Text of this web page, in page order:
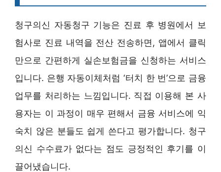
청구의신 자동청구 기능은 진료 후 병원에서 보
험사로 진료 내역을 전산 전송하면, 앱에서 클릭
만으로 간편하게 실손보험금을 신청하는 서비스
입니다. 은행 자동이체처럼 ‘터치 한 번’으로 금융
업무를 처리하는 느낌입니다. 직접 이용해 본 사
용자는 이 과정이 매우 편해서 금융 서비스에 익
숙치 않은 분들도 쉽게 쓴다고 평가합니다. 청구
의신 수수료가 없다는 점도 긍정적인 후기를 이
끌어냈습니다.